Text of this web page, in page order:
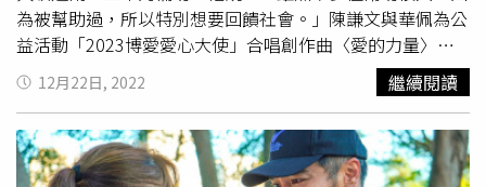
在中部，啾囍每次在他收行李時都會跟前跟後地哭叫，雖然
他都會叮嚀啾囍：「要吃飯要乖乖的喔！」但只黏他的啾囍
開始因分離焦慮而影響食慾，體重也從3.8公斤掉到剩下2公
斤。今年9月中，朱宇謀發現啾囍皮膚變黃趕緊送急診，醫
師診斷啾囍因為肝炎導致黃疸，當下就插管住院治療，但朱
宇謀卻因為需要拍戲無法陪伴，下中部後只能用電話和醫生
聯絡，沒想到隔了三天啾囍沒能撐過來就過世了。朱宇謀在
為被幫助過，所以特別想要回饋社會。」陳謙文與華佩為公
益活動「2023博愛愛心大使」合唱創作曲〈愛的力量〉。
（圖／趙文彬攝)一向樂觀的陳謙文鮮少提起此事，他說小
時候和哥哥都在市場幫媽媽賣東西，一家人賣過便當、火鍋
料、化妝品、衣服等，「我和哥哥下課都會幫忙，平常都不
能休息，一個月頂多休一天，只有過年會休息，小時候會覺
得媽媽為什麼這麼拚，長大後就能理解。」而懂事的他也在
12月22日, 2022 繼續閱讀